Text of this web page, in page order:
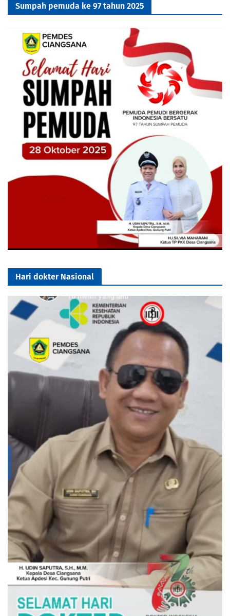
Sumpah pemuda ke 97 tahun 2025
Hari dokter Nasional